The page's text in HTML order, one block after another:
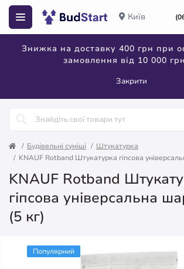
Київ
Знижка на доставку 400 грн при
замовлення від 10 000
Закрити
Будівельні суміші
Штукатурка
KNAUF Rotband Штукатурка гіпсова
KNAUF Rotband
гіпсова універсальна
(5 кг)
Популярний